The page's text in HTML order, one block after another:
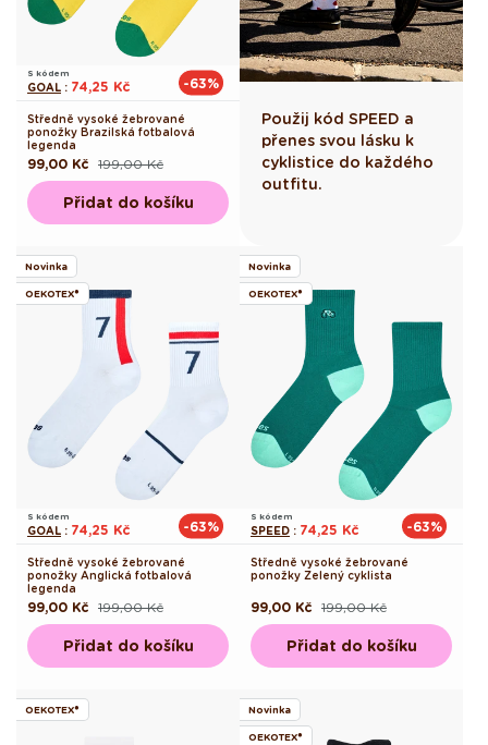
S kódem
GOAL : 74,25 Kč -63%
Středně vysoké žebrované
ponožky Brazilská fotbalová
legenda
Běžná
cena
199,00 Kč
Výprodejová
cena
99,00 Kč
Přidat do košíku
Použij kód SPEED a
přenes svou lásku k
cyklistice do každého
outfitu.
Novinka
OEKOTEX®
S kódem
GOAL : 74,25 Kč -63%
Středně vysoké žebrované
ponožky Anglická fotbalová
legenda
Běžná
cena
199,00 Kč
Výprodejová
cena
99,00 Kč
Přidat do košíku
Novinka
OEKOTEX®
S kódem
SPEED : 74,25 Kč -63%
Středně vysoké žebrované
ponožky Zelený cyklista
Běžná
cena
199,00 Kč
Výprodejová
cena
99,00 Kč
Přidat do košíku
OEKOTEX® Novinka
OEKOTEX®